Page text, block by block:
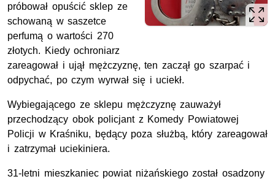
próbował opuścić sklep ze
schowaną w saszetce
perfumą o wartości 270
złotych. Kiedy ochroniarz
zareagował i ujął mężczyznę, ten zaczął go szarpać i
odpychać, po czym wyrwał się i uciekł.
Wybiegającego ze sklepu mężczyznę zauważył
przechodzący obok policjant z Komedy Powiatowej
Policji w Kraśniku, będący poza służbą, który zareagował
i zatrzymał uciekiniera.
31-letni mieszkaniec powiat niżańskiego został osadzony